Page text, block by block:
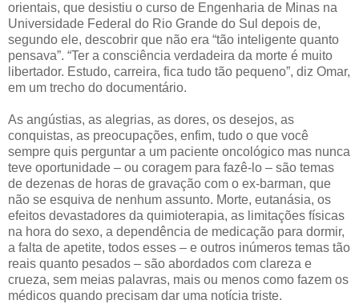
orientais, que desistiu o curso de Engenharia de Minas na
Universidade Federal do Rio Grande do Sul depois de,
segundo ele, descobrir que não era “tão inteligente quanto
pensava”. “Ter a consciência verdadeira da morte é muito
libertador. Estudo, carreira, fica tudo tão pequeno”, diz Omar,
em um trecho do documentário.
As angústias, as alegrias, as dores, os desejos, as
conquistas, as preocupações, enfim, tudo o que você
sempre quis perguntar a um paciente oncológico mas nunca
teve oportunidade – ou coragem para fazê-lo – são temas
de dezenas de horas de gravação com o ex-barman, que
não se esquiva de nenhum assunto. Morte, eutanásia, os
efeitos devastadores da quimioterapia, as limitações físicas
na hora do sexo, a dependência de medicação para dormir,
a falta de apetite, todos esses – e outros inúmeros temas tão
reais quanto pesados – são abordados com clareza e
crueza, sem meias palavras, mais ou menos como fazem os
médicos quando precisam dar uma notícia triste.